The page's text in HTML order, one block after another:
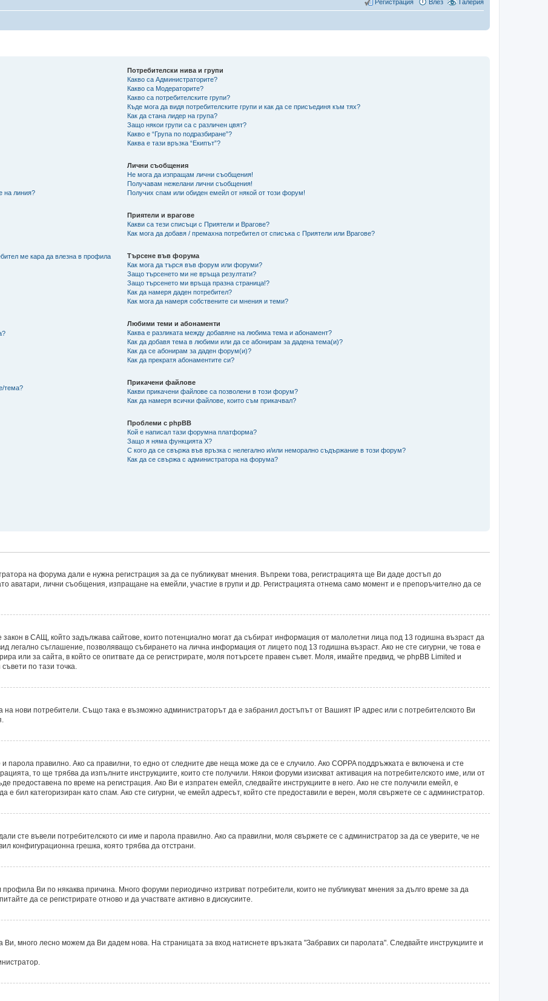
Галерия
Влез
Регистрация
на линия?
ме кара да влезна в профила
тема?
Потребителски нива и групи
Какво са Администраторите?
Какво са Модераторите?
Какво са потребителските групи?
Къде мога да видя потребителските групи и как да се присъединя към тях?
Как да стана лидер на група?
Защо някои групи са с различен цвят?
Какво е “Група по подразбиране”?
Каква е тази връзка “Екипът”?
Лични съобщения
Не мога да изпращам лични съобщения!
Получавам нежелани лични съобщения!
Получих спам или обиден емейл от някой от този форум!
Приятели и врагове
Какви са тези списъци с Приятели и Врагове?
Как мога да добавя / премахна потребител от списъка с Приятели или Врагове?
Търсене във форума
Как мога да търся във форум или форуми?
Защо търсенето ми не връща резултати?
Защо търсенето ми връща празна страница!?
Как да намеря даден потребител?
Как мога да намеря собствените си мнения и теми?
Любими теми и абонаменти
Каква е разликата между добавяне на любима тема и абонамент?
Как да добавя тема в любими или да се абонирам за дадена тема(и)?
Как да се абонирам за даден форум(и)?
Как да прекратя абонаментите си?
Прикачени файлове
Какви прикачени файлове са позволени в този форум?
Как да намеря всички файлове, които съм прикачвал?
Проблеми с phpBB
Кой е написал тази форумна платформа?
Защо я няма функцията X?
С кого да се свържа във връзка с нелегално и/или неморално съдържание в този форум?
Как да се свържа с администратора на форума?
на форума дали е нужна регистрация за да се публикуват мнения. Въпреки това, регистрацията ще Ви даде достъп до
аватари, лични съобщения, изпращане на емейли, участие в групи и др. Регистрацията отнема само момент и е препоръчително да се
закон в САЩ, който задължава сайтове, които потенциално могат да събират информация от малолетни лица под 13 годишна възраст да
легално съглашение, позволяващо събирането на лична информация от лицето под 13 годишна възраст. Ако не сте сигурни, че това е
или за сайта, в който се опитвате да се регистрирате, моля потърсете правен съвет. Моля, имайте предвид, че phpBB Limited и
по тази точка.
нови потребители. Също така е възможно администраторът да е забранил достъпът от Вашият IP адрес или с потребителското Ви
парола правилно. Ако са правилни, то едно от следните две неща може да се е случило. Ако COPPA поддръжката е включена и сте
то ще трябва да изпълните инструкциите, които сте получили. Някои форуми изискват активация на потребителското име, или от
предоставена по време на регистрация. Ако Ви е изпратен емейл, следвайте инструкциите в него. Ако не сте получили емейл, е
бил категоризиран като спам. Ако сте сигурни, че емейл адресът, който сте предоставили е верен, моля свържете се с администратор.
сте въвели потребителското си име и парола правилно. Ако са правилни, моля свържете се с администратор за да се уверите, че не
конфигурационна грешка, която трябва да отстрани.
Ви по някаква причина. Много форуми периодично изтриват потребители, които не публикуват мнения за дълго време за да
да се регистрирате отново и да участвате активно в дискусиите.
много лесно можем да Ви дадем нова. На страницата за вход натиснете връзката "Забравих си паролата". Следвайте инструкциите и